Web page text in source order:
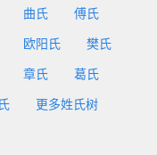
曲氏 傅氏
欧阳氏 樊氏
章氏 葛氏
更多姓氏树